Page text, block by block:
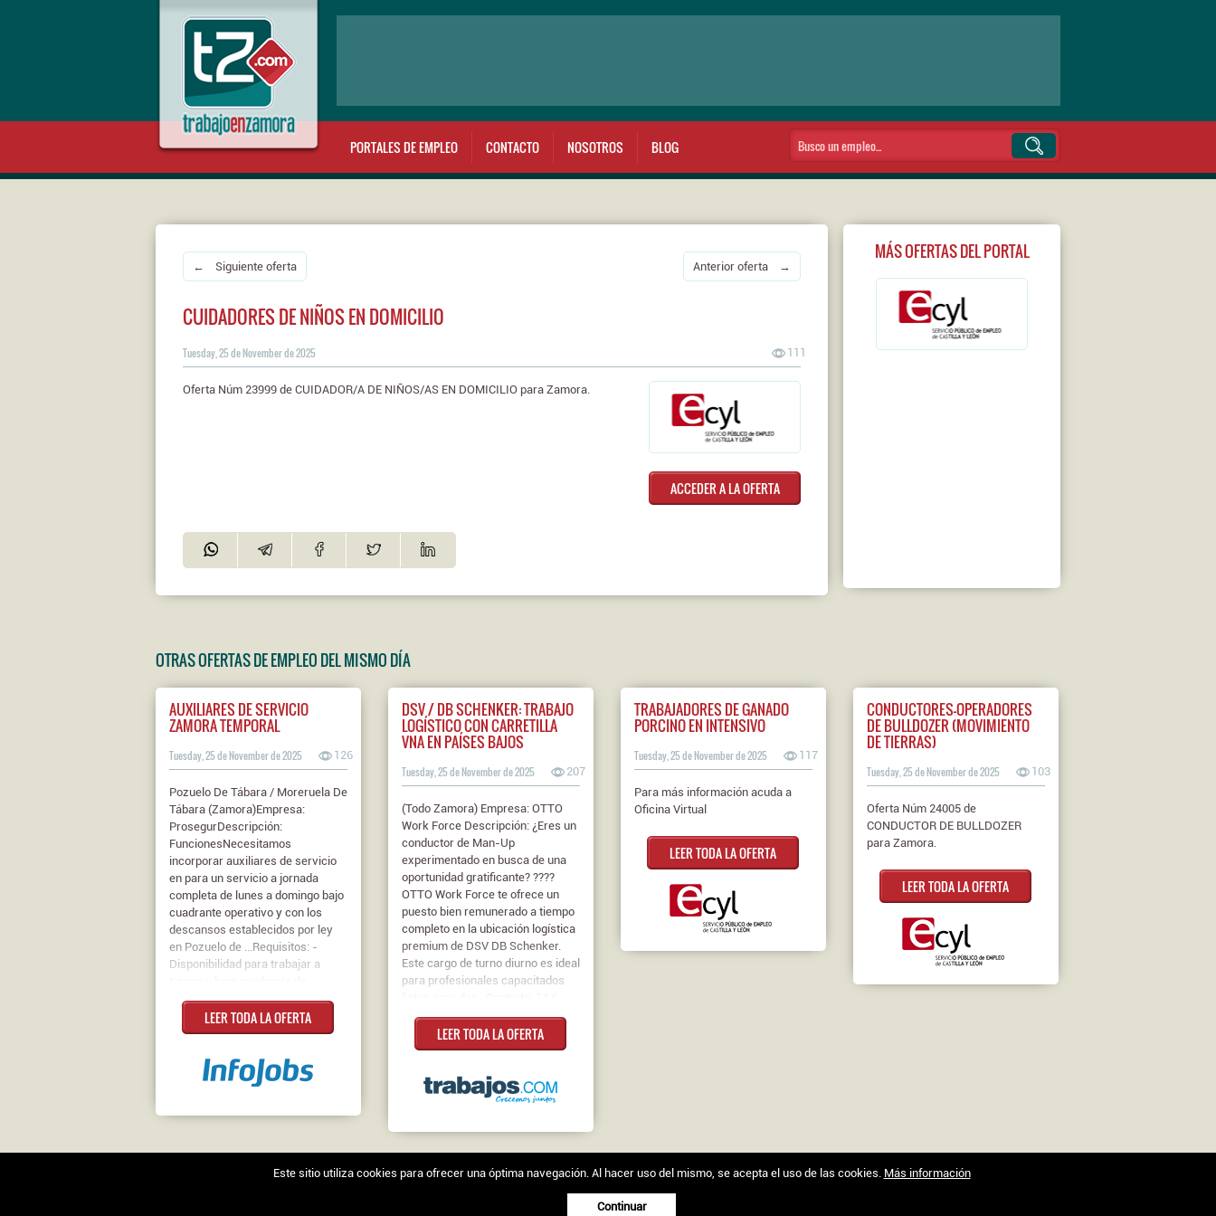
PORTALES DE EMPLEO CONTACTO NOSOTROS BLOG
← Siguiente oferta Anterior oferta →
CUIDADORES DE NIÑOS EN DOMICILIO
Tuesday, 25 de November de 2025 111
Oferta Núm 23999 de CUIDADOR/A DE NIÑOS/AS EN DOMICILIO para Zamora.
ACCEDER A LA OFERTA
MÁS OFERTAS DEL PORTAL
OTRAS OFERTAS DE EMPLEO DEL MISMO DÍA
AUXILIARES DE SERVICIO
ZAMORA TEMPORAL
Tuesday, 25 de November de 2025 126
Pozuelo De Tábara / Moreruela De
Tábara (Zamora)Empresa:
ProsegurDescripción:
FuncionesNecesitamos
incorporar auxiliares de servicio
en para un servicio a jornada
completa de lunes a domingo bajo
cuadrante operativo y con los
descansos establecidos por ley
en Pozuelo de ...Requisitos: -
Disponibilidad para trabajar a
operaciones con los establecidos
por ley, a jornada completa.-
Buena presencia y habilidades
duración determinadaJornada:
Completa
LEER TODA LA OFERTA
DSV / DB SCHENKER: TRABAJO
LOGÍSTICO CON CARRETILLA
VNA EN PAÍSES BAJOS
Tuesday, 25 de November de 2025 207
(Todo Zamora) Empresa: OTTO
Work Force Descripción: ¿Eres un
conductor de Man-Up
experimentado en busca de una
oportunidad gratificante? ????
OTTO Work Force te ofrece un
puesto bien remunerado a tiempo
completo en la ubicación logística
premium de DSV DB Schenker.
Este cargo de turno diurno es ideal
para profesionales capacitados
19 €
LEER TODA LA OFERTA
TRABAJADORES DE GANADO
PORCINO EN INTENSIVO
Tuesday, 25 de November de 2025 117
Para más información acuda a
Oficina Virtual
LEER TODA LA OFERTA
CONDUCTORES-OPERADORES
DE BULLDOZER (MOVIMIENTO
DE TIERRAS)
Tuesday, 25 de November de 2025 103
Oferta Núm 24005 de
CONDUCTOR DE BULLDOZER
para Zamora.
LEER TODA LA OFERTA
Este sitio utiliza cookies para ofrecer una óptima navegación. Al hacer uso del mismo, se acepta el uso de las cookies. Más información
Continuar